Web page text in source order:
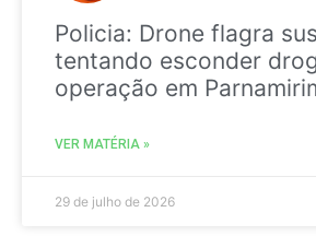
Policia: Drone flagra
tentando esconder
operação em
VER MATÉRIA »
29 de julho de 2026